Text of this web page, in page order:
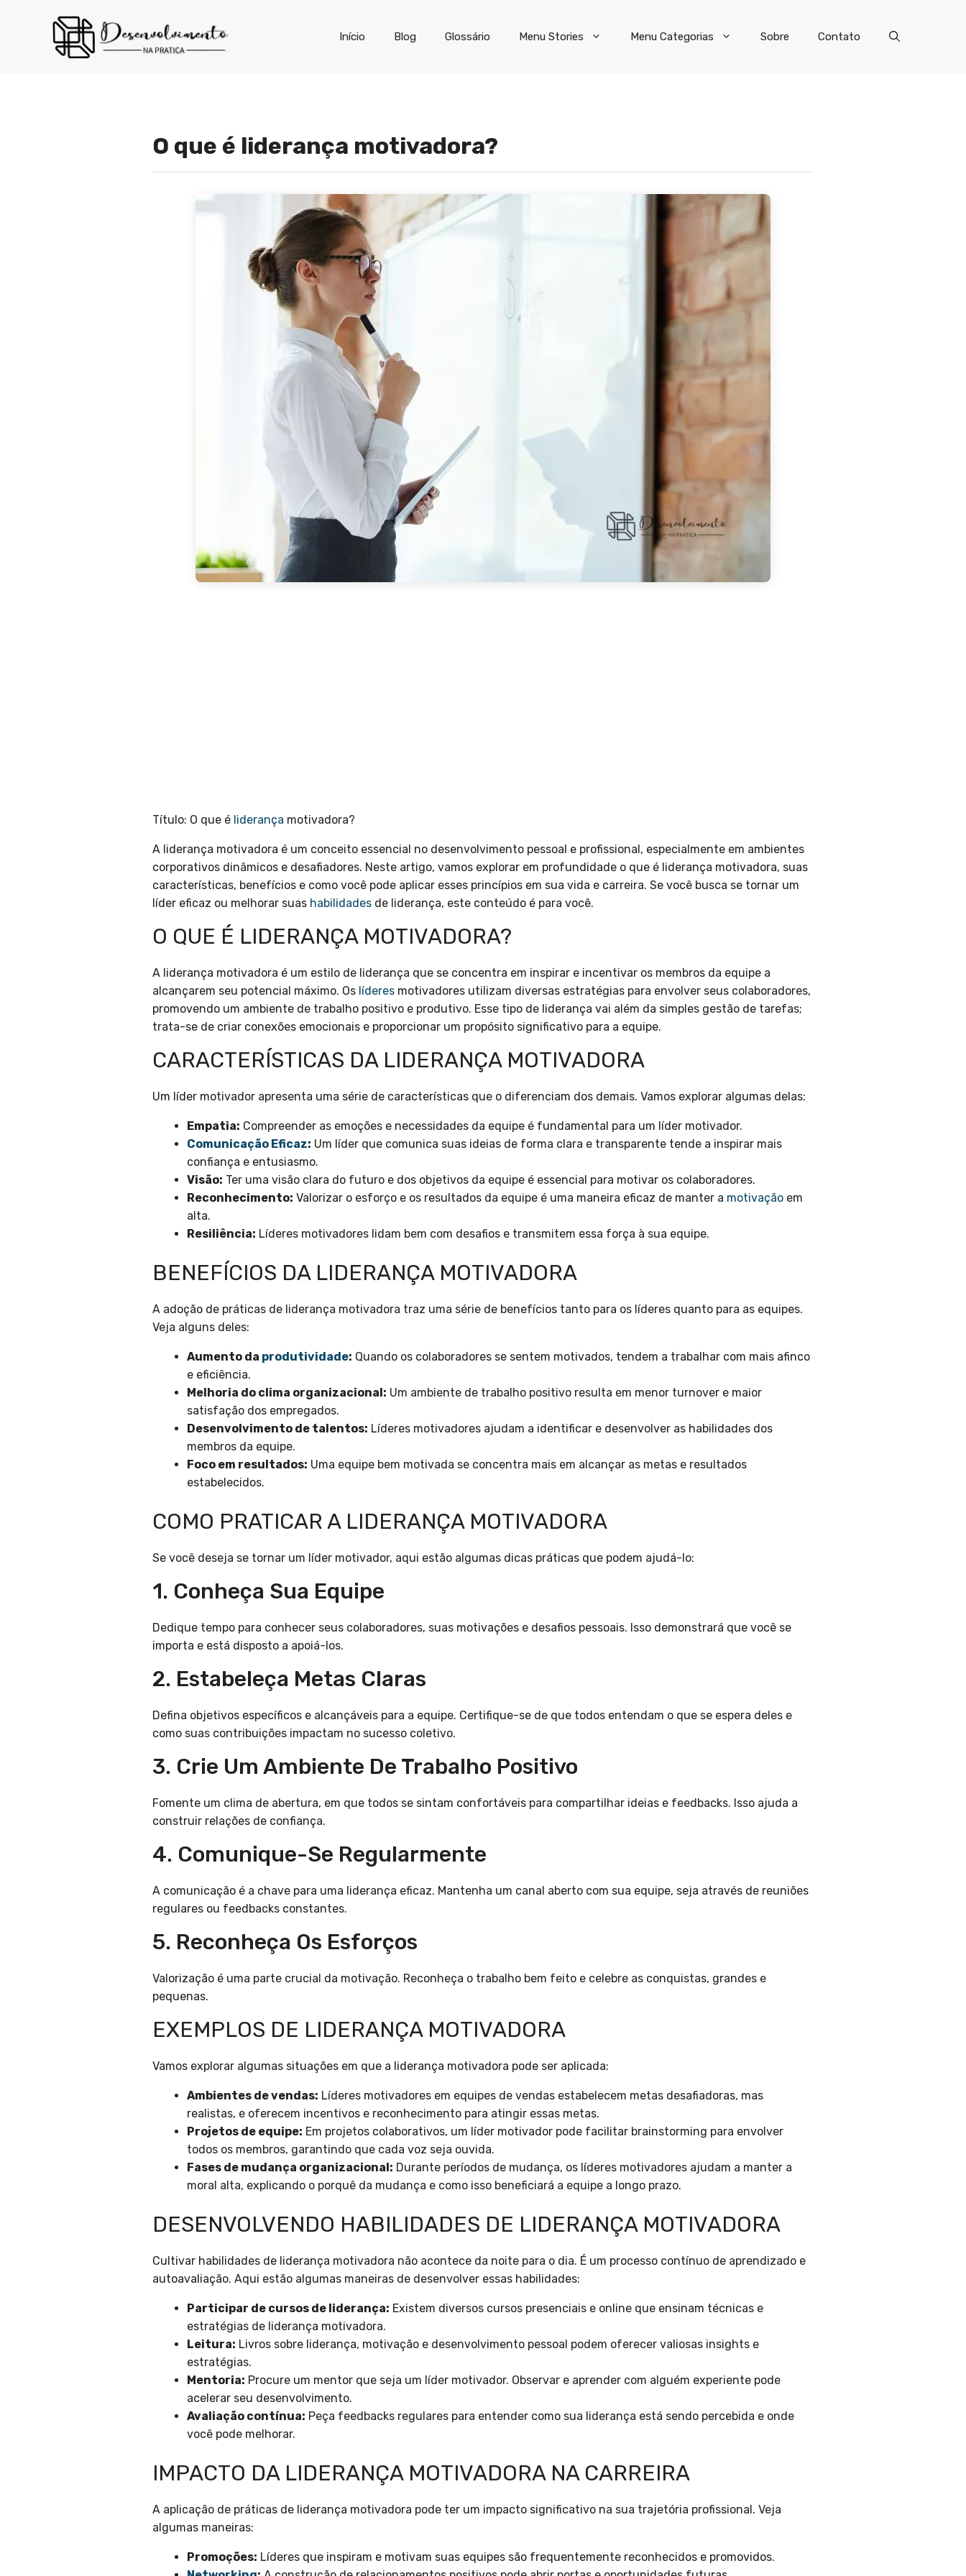
Início Blog Glossário Menu Stories Menu Categorias Sobre Contato
O que é liderança motivadora?
Título: O que é liderança motivadora?
A liderança motivadora é um conceito essencial no desenvolvimento pessoal e profissional, especialmente em ambientes
corporativos dinâmicos e desafiadores. Neste artigo, vamos explorar em profundidade o que é liderança motivadora, suas
características, benefícios e como você pode aplicar esses princípios em sua vida e carreira. Se você busca se tornar um
líder eficaz ou melhorar suas habilidades de liderança, este conteúdo é para você.
O QUE É LIDERANÇA MOTIVADORA?
A liderança motivadora é um estilo de liderança que se concentra em inspirar e incentivar os membros da equipe a
alcançarem seu potencial máximo. Os líderes motivadores utilizam diversas estratégias para envolver seus colaboradores,
promovendo um ambiente de trabalho positivo e produtivo. Esse tipo de liderança vai além da simples gestão de tarefas;
trata-se de criar conexões emocionais e proporcionar um propósito significativo para a equipe.
CARACTERÍSTICAS DA LIDERANÇA MOTIVADORA
Um líder motivador apresenta uma série de características que o diferenciam dos demais. Vamos explorar algumas delas:
Empatia: Compreender as emoções e necessidades da equipe é fundamental para um líder motivador.
Comunicação Eficaz: Um líder que comunica suas ideias de forma clara e transparente tende a inspirar mais
confiança e entusiasmo.
Visão: Ter uma visão clara do futuro e dos objetivos da equipe é essencial para motivar os colaboradores.
Reconhecimento: Valorizar o esforço e os resultados da equipe é uma maneira eficaz de manter a motivação em
alta.
Resiliência: Líderes motivadores lidam bem com desafios e transmitem essa força à sua equipe.
BENEFÍCIOS DA LIDERANÇA MOTIVADORA
A adoção de práticas de liderança motivadora traz uma série de benefícios tanto para os líderes quanto para as equipes.
Veja alguns deles:
Aumento da produtividade: Quando os colaboradores se sentem motivados, tendem a trabalhar com mais afinco
e eficiência.
Melhoria do clima organizacional: Um ambiente de trabalho positivo resulta em menor turnover e maior
satisfação dos empregados.
Desenvolvimento de talentos: Líderes motivadores ajudam a identificar e desenvolver as habilidades dos
membros da equipe.
Foco em resultados: Uma equipe bem motivada se concentra mais em alcançar as metas e resultados
estabelecidos.
COMO PRATICAR A LIDERANÇA MOTIVADORA
Se você deseja se tornar um líder motivador, aqui estão algumas dicas práticas que podem ajudá-lo:
1. Conheça Sua Equipe
Dedique tempo para conhecer seus colaboradores, suas motivações e desafios pessoais. Isso demonstrará que você se
importa e está disposto a apoiá-los.
2. Estabeleça Metas Claras
Defina objetivos específicos e alcançáveis para a equipe. Certifique-se de que todos entendam o que se espera deles e
como suas contribuições impactam no sucesso coletivo.
3. Crie Um Ambiente De Trabalho Positivo
Fomente um clima de abertura, em que todos se sintam confortáveis para compartilhar ideias e feedbacks. Isso ajuda a
construir relações de confiança.
4. Comunique-Se Regularmente
A comunicação é a chave para uma liderança eficaz. Mantenha um canal aberto com sua equipe, seja através de reuniões
regulares ou feedbacks constantes.
5. Reconheça Os Esforços
Valorização é uma parte crucial da motivação. Reconheça o trabalho bem feito e celebre as conquistas, grandes e
pequenas.
EXEMPLOS DE LIDERANÇA MOTIVADORA
Vamos explorar algumas situações em que a liderança motivadora pode ser aplicada:
Ambientes de vendas: Líderes motivadores em equipes de vendas estabelecem metas desafiadoras, mas
realistas, e oferecem incentivos e reconhecimento para atingir essas metas.
Projetos de equipe: Em projetos colaborativos, um líder motivador pode facilitar brainstorming para envolver
todos os membros, garantindo que cada voz seja ouvida.
Fases de mudança organizacional: Durante períodos de mudança, os líderes motivadores ajudam a manter a
moral alta, explicando o porquê da mudança e como isso beneficiará a equipe a longo prazo.
DESENVOLVENDO HABILIDADES DE LIDERANÇA MOTIVADORA
Cultivar habilidades de liderança motivadora não acontece da noite para o dia. É um processo contínuo de aprendizado e
autoavaliação. Aqui estão algumas maneiras de desenvolver essas habilidades:
Participar de cursos de liderança: Existem diversos cursos presenciais e online que ensinam técnicas e
estratégias de liderança motivadora.
Leitura: Livros sobre liderança, motivação e desenvolvimento pessoal podem oferecer valiosas insights e
estratégias.
Mentoria: Procure um mentor que seja um líder motivador. Observar e aprender com alguém experiente pode
acelerar seu desenvolvimento.
Avaliação contínua: Peça feedbacks regulares para entender como sua liderança está sendo percebida e onde
você pode melhorar.
IMPACTO DA LIDERANÇA MOTIVADORA NA CARREIRA
A aplicação de práticas de liderança motivadora pode ter um impacto significativo na sua trajetória profissional. Veja
algumas maneiras:
Promoções: Líderes que inspiram e motivam suas equipes são frequentemente reconhecidos e promovidos.